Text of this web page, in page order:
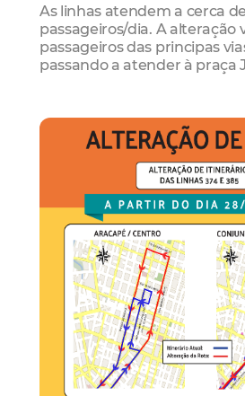
As linhas atendem a cerca
passageiros/dia. A alteração
passageiros das principas
passando a atender à praça